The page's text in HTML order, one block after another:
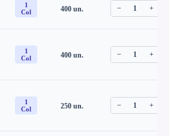
1
Col
400 un. − 1 +
1
Col
400 un. − 1 +
1
Col
250 un. − 1 +